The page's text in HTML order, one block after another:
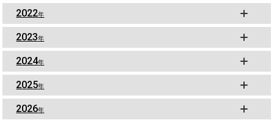
2022年
2023年
2024年
2025年
2026年